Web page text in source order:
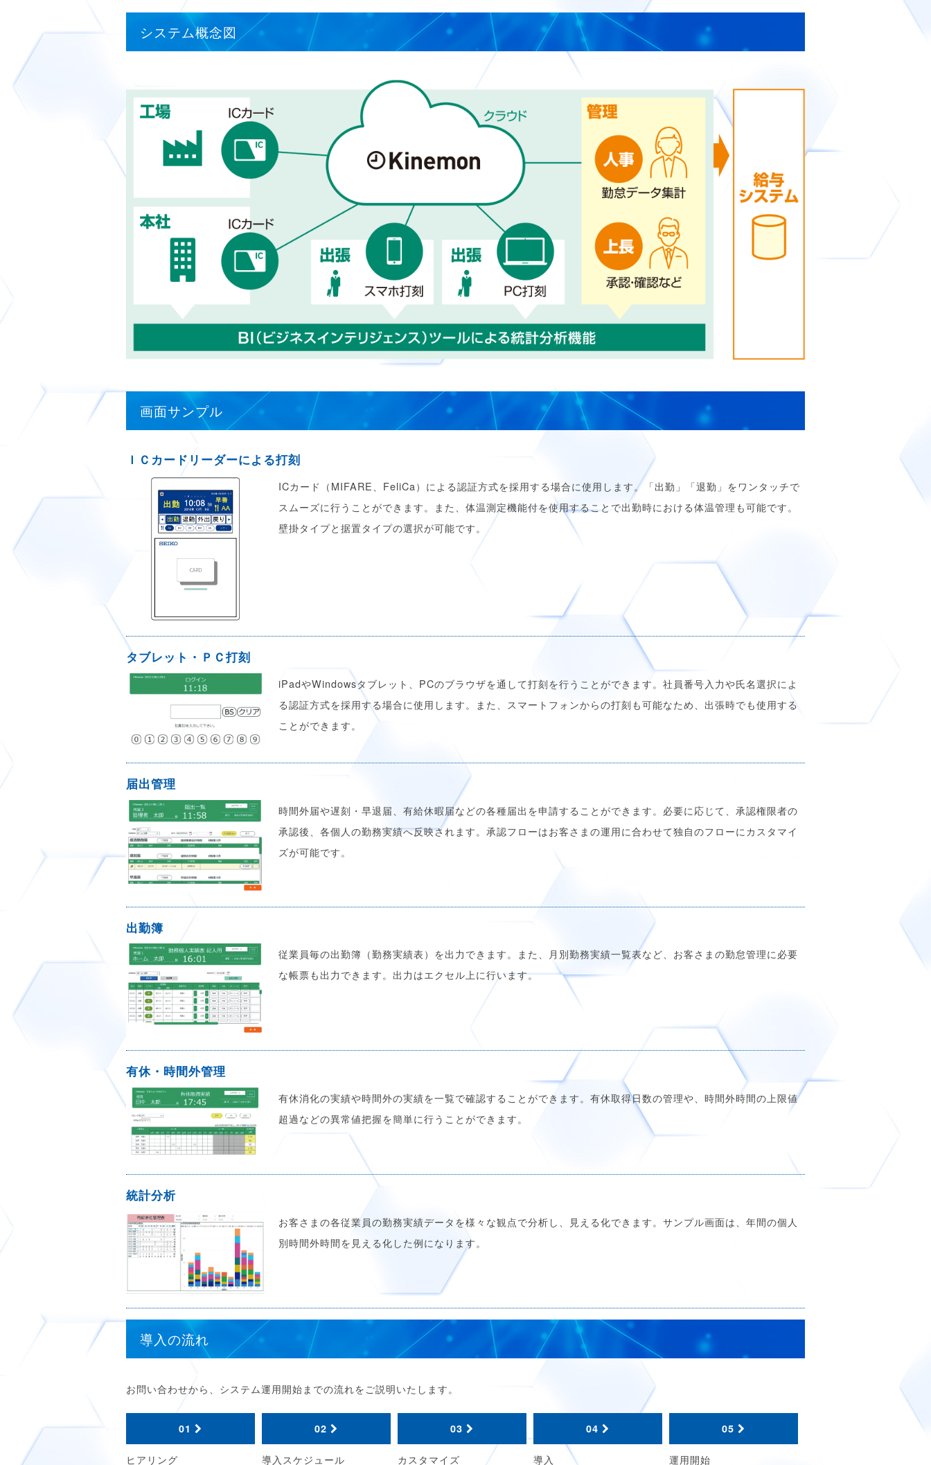
システム概念図
画面サンプル
ＩＣカードリーダーによる打刻
ICカード（MIFARE、FeliCa）による認証方式を採用する場合に使用します。「出勤」「退勤」をワンタッチで
スムーズに行うことができます。また、体温測定機能付を使用することで出勤時における体温管理も可能です。
壁掛タイプと据置タイプの選択が可能です。
タブレット・ＰＣ打刻
iPadやWindowsタブレット、PCのブラウザを通して打刻を行うことができます。社員番号入力や氏名選択によ
る認証方式を採用する場合に使用します。また、スマートフォンからの打刻も可能なため、出張時でも使用する
ことができます。
届出管理
時間外届や遅刻・早退届、有給休暇届などの各種届出を申請することができます。必要に応じて、承認権限者の
承認後、各個人の勤務実績へ反映されます。承認フローはお客さまの運用に合わせて独自のフローにカスタマイ
ズが可能です。
出勤簿
従業員毎の出勤簿（勤務実績表）を出力できます。また、月別勤務実績一覧表など、お客さまの勤怠管理に必要
な帳票も出力できます。出力はエクセル上に行います。
有休・時間外管理
有休消化の実績や時間外の実績を一覧で確認することができます。有休取得日数の管理や、時間外時間の上限値
超過などの異常値把握を簡単に行うことができます。
統計分析
お客さまの各従業員の勤務実績データを様々な観点で分析し、見える化できます。サンプル画面は、年間の個人
別時間外時間を見える化した例になります。
導入の流れ
お問い合わせから、システム運用開始までの流れをご説明いたします。
01
ヒアリング
02
導入スケジュール
03
カスタマイズ
04
導入
05
運用開始